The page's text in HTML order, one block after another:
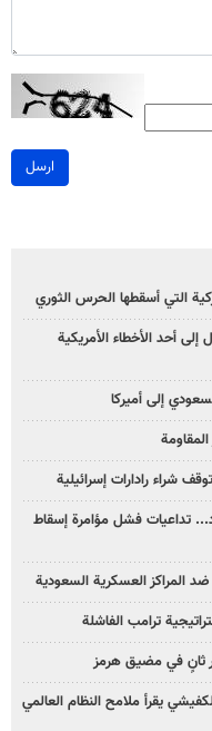
ارسل
التي أسقطها الحرس الثوري
أحد الأخطاء الأمريكية
إلى أميركا
شراء رادارات إسرائيلية
تداعيات فشل مؤامرة إسقاط
المراكز العسكرية السعودية
ترامب الفاشلة
في مضيق هرمز
يقرأ ملامح النظام العالمي